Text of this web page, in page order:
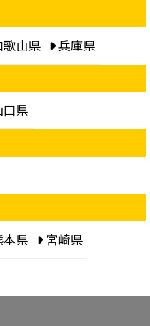
歌山県
兵庫県
口県
本県 宮崎県